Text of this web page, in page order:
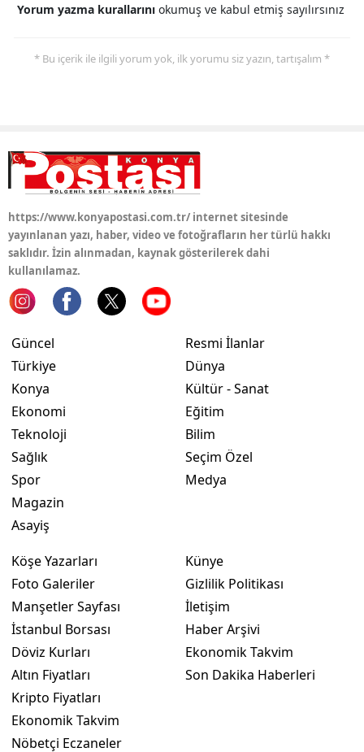
Sakarya
Tokat
Trabzon
Uşak
Van
Zonguldak
Kırıkkale
Şırnak
Bartın
Yorum yazma kurallarını okumuş ve kabul etmiş sayılırsınız
* Bu içerik ile ilgili yorum yok, ilk yorumu siz yazın, tartışalım *
https://www.konyapostasi.com.tr/ internet sitesinde
yayınlanan yazı, haber, video ve fotoğrafların her türlü hakkı
saklıdır. İzin alınmadan, kaynak gösterilerek dahi
kullanılamaz.
Güncel
Türkiye
Konya
Ekonomi
Teknoloji
Sağlık
Spor
Magazin
Asayiş
Resmi İlanlar
Dünya
Kültür - Sanat
Eğitim
Bilim
Seçim Özel
Medya
Köşe Yazarları
Foto Galeriler
Manşetler Sayfası
İstanbul Borsası
Döviz Kurları
Altın Fiyatları
Kripto Fiyatları
Ekonomik Takvim
Nöbetçi Eczaneler
Künye
Gizlilik Politikası
İletişim
Haber Arşivi
Ekonomik Takvim
Son Dakika Haberleri